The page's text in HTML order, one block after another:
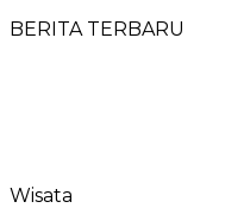
BERITA TERBARU
Wisata